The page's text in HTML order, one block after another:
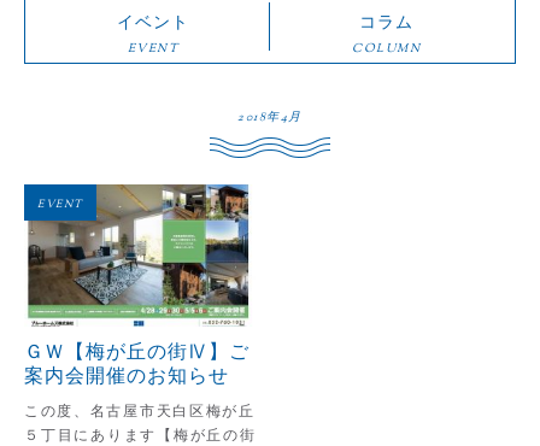
イベント
EVENT
コラム
COLUMN
2018年4月
EVENT
ＧＷ【梅が丘の街Ⅳ】ご
案内会開催のお知らせ
この度、名古屋市天白区梅が丘
５丁目にあります【梅が丘の街